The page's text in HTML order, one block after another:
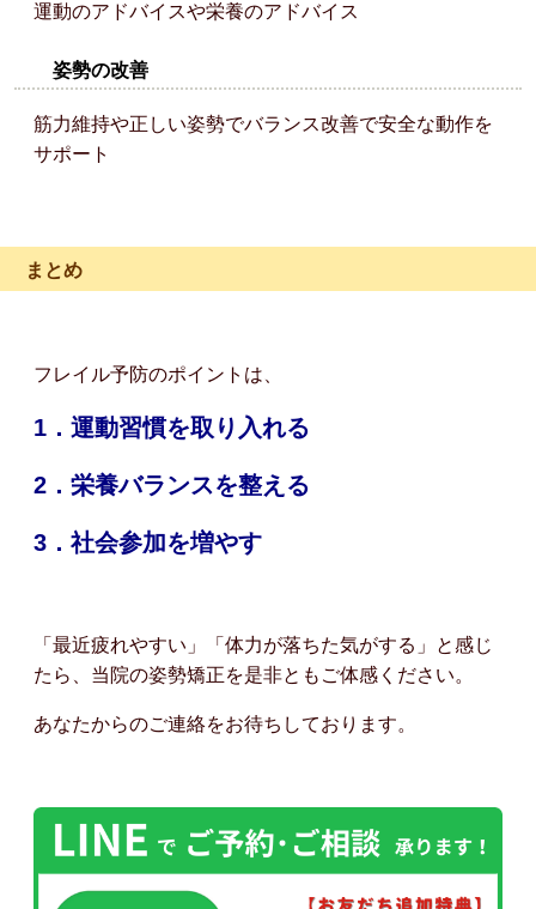
運動のアドバイスや栄養のアドバイス
姿勢の改善
筋力維持や正しい姿勢でバランス改善で安全な動作を
サポート
まとめ
フレイル予防のポイントは、
1．運動習慣を取り入れる
2．栄養バランスを整える
3．社会参加を増やす
「最近疲れやすい」「体力が落ちた気がする」と感じ
たら、当院の姿勢矯正を是非ともご体感ください。
あなたからのご連絡をお待ちしております。